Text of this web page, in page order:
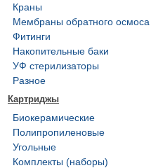
Краны
Мембраны обратного осмоса
Фитинги
Накопительные баки
УФ стерилизаторы
Разное
Картриджы
Биокерамические
Полипропиленовые
Угольные
Комплекты (наборы)